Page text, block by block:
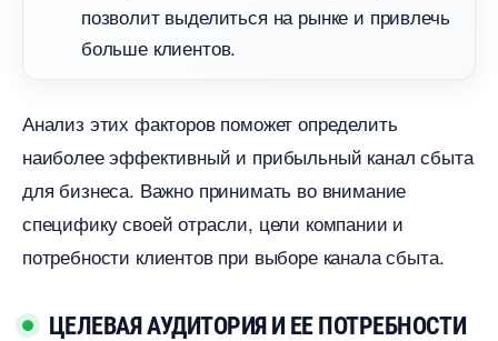
позволит выделиться на рынке и привлечь
ольше клиентов.​
Анализ этих факторов поможет определить
наиболее эффективный и прибыльный канал сбыта
для бизнеса.​ Важно принимать во внимание
специфику своей отрасли, цели компании и
потребности клиентов при выборе канала сбыта.​
ЦЕЛЕВАЯ АУДИТОРИЯ И ЕЕ ПОТРЕБНОСТИ